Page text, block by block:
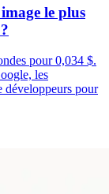
le plus
pour 0,034 $.
les
développeurs pour